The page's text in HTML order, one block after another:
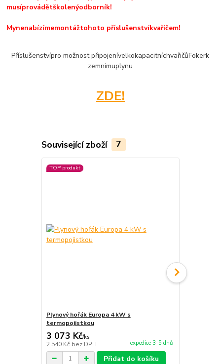
musíprovádětškolenýodborník!
Mynenabízímemontážtohoto příslušenstvíkvařičem!
Příslušenstvípro možnost připojenívelkokapacitníchvařičůFokerk
zemnímuplynu
ZDE!
Související zboží 7
TOP produkt
Plynový hořák Europa 4 kW s
termopojistkou
3 073 Kč/ks
2 540 Kč bez DPH expedice 3-5 dnů
Přidat do košíku